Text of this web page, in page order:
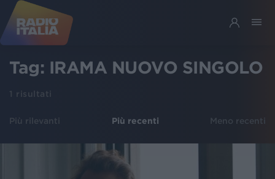
Tag: IRAMA NUOVO SINGOLO
1 risultati
Più rilevanti Più recenti Meno recenti